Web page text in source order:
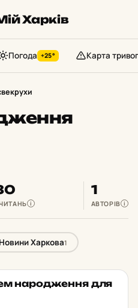
Харків
Погода +25° Карта тривог
i
1
АВТОРІВ i
Новини Харкова1
★ ОБРАНЕ
на­ро­джен­ня для